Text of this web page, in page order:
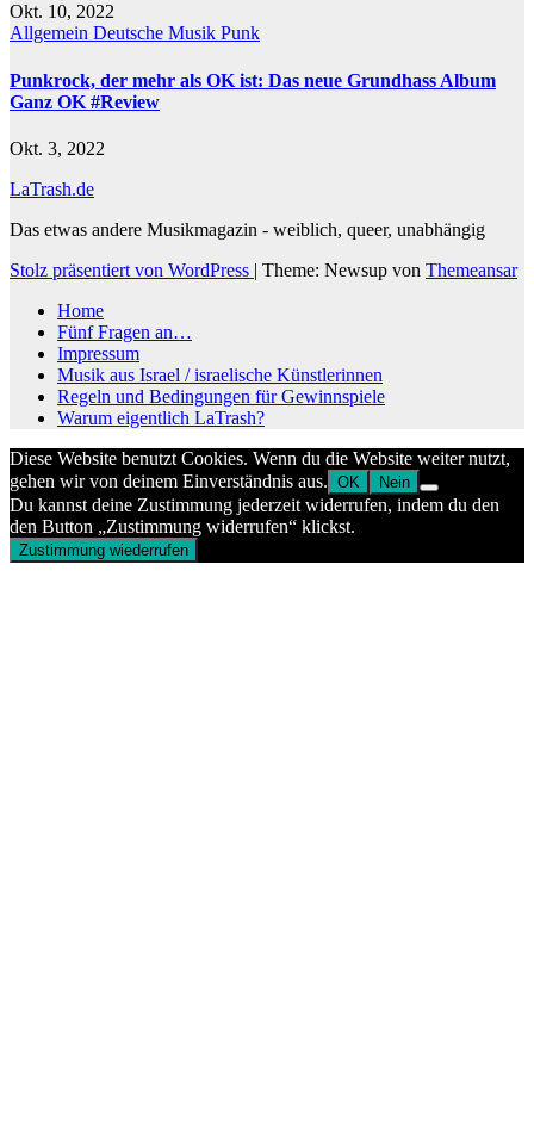
Okt. 10, 2022
Allgemein Deutsche Musik Punk
Punkrock, der mehr als OK ist: Das neue Grundhass Album
Ganz OK #Review
Okt. 3, 2022
LaTrash.de
Das etwas andere Musikmagazin - weiblich, queer, unabhängig
Stolz präsentiert von WordPress | Theme: Newsup von Themeansar
Home
Fünf Fragen an…
Impressum
Musik aus Israel / israelische Künstlerinnen
Regeln und Bedingungen für Gewinnspiele
Warum eigentlich LaTrash?
Diese Website benutzt Cookies. Wenn du die Website weiter nutzt,
gehen wir von deinem Einverständnis aus. OK Nein
Du kannst deine Zustimmung jederzeit widerrufen, indem du den
den Button „Zustimmung widerrufen“ klickst.
Zustimmung wiederrufen